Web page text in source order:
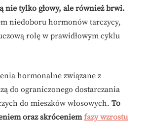
nie tylko głowy, ale również brwi.
niedoboru hormonów tarczycy,
rolę w prawidłowym cyklu
hormonalne związane z
do ograniczonego dostarczania
do mieszków włosowych. To
oraz skróceniemfazy wzrostu